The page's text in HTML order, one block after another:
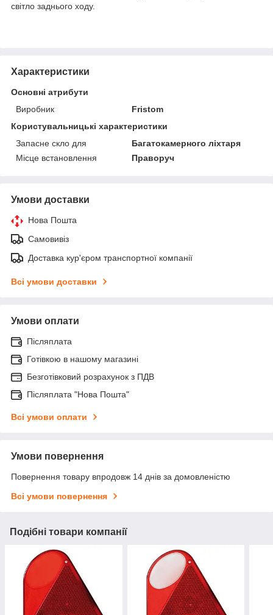
світло заднього ходу.
Характеристики
Основні атрибути
Виробник
Fristom
Користувальницькі характеристики
Запасне скло для
Багатокамерного ліхтаря
Місце встановлення
Праворуч
Умови доставки
Нова Пошта
Самовивіз
Доставка кур'єром транспортної компанії
Всі умови доставки
Умови оплати
Післяплата
Готівкою в нашому магазині
Безготівковий розрахунок з ПДВ
Післяплата "Нова Пошта"
Всі умови оплати
Умови повернення
Повернення товару впродовж 14 днів за домовленістю
Всі умови повернення
Подібні товари компанії